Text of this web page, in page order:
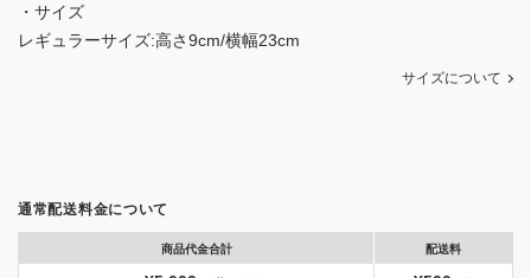
・サイズ
レギュラーサイズ:高さ9cm/横幅23cm
サイズについて
通常配送料金について
商品代金合計 配送料